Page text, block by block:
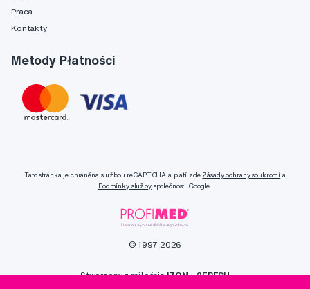
Praca
Kontakty
Metody Płatności
Tato stránka je chráněna službou reCAPTCHA a platí zde Zásady ochrany soukromí a
Podmínky službyspolečnosti Google.
© 1997-2026
Stworzony z miłościąIZON+2FRESH